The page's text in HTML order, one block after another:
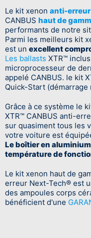
Le kit xenon anti-
CANBUS haut de
performants de notre
Parmi les meilleurs kit
est un excellent
Les ballasts XTR™
microprocesseur de
appelé CANBUS. le kit
Quick-Start (démarrage
Grâce à ce système le
XTR™ CANBUS anti-
sur quasiment tous les
votre voiture est
Le boîtier en
température de
Le kit xenon haut de
erreur Next-Tech® est
des ampoules corps
bénéficient d'une